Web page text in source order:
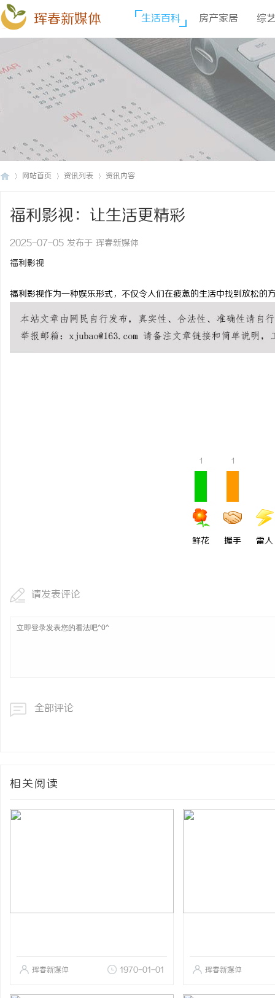
珲春新媒体 生活百科 房产家居 综
网站首页 资讯列表 资讯内容
福利影视：让生活更精彩
2025-07-05 发布于 珲春新媒体
福利影视
福利影视作为一种娱乐形式，不仅令人们在疲惫的生活中找到放松的
1
鲜花
1
握手 雷人
请发表评论
全部评论
相关阅读
珲春新媒体 1970-01-01 珲春新媒体
天天给他免费派单？